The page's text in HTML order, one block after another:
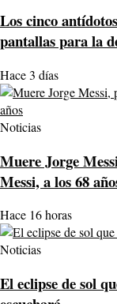
Los cinco
pantallas para la
Hace 3 días
Noticias
Muere Jorge
Messi, a los 68
Hace 16 horas
Noticias
El eclipse de sol